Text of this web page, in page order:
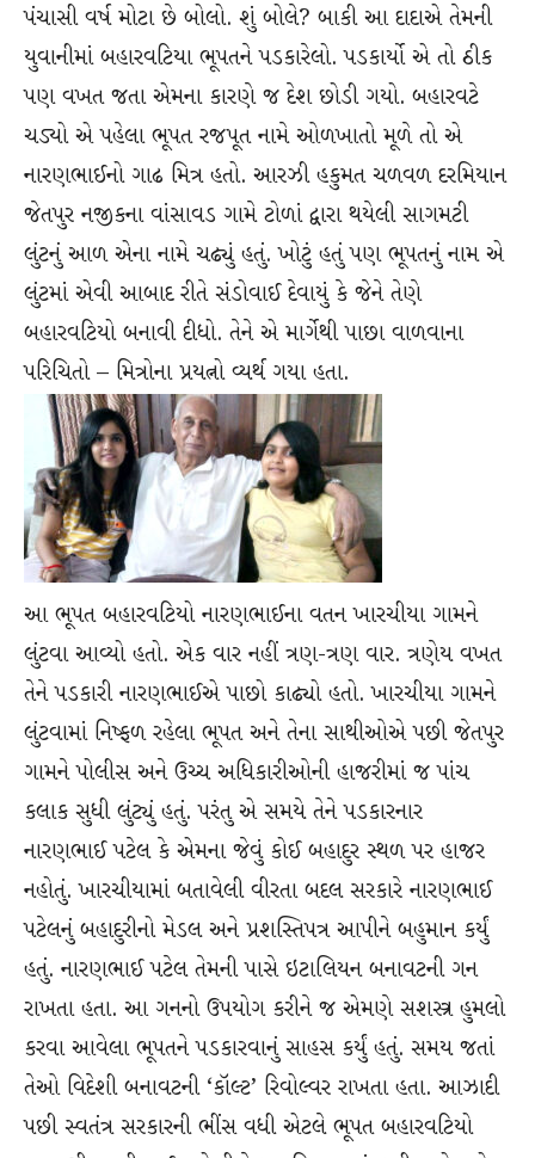
પંચાસી વર્ષ મોટા છે બોલો. શું બોલે? બાકી આ દાદાએ તેમની
યુવાનીમાં બહારવટિયા ભૂપતને પડકારેલો. પડકાર્યો એ તો ઠીક
પણ વખત જતા એમના કારણે જ દેશ છોડી ગયો. બહારવટે
ચડ્યો એ પહેલા ભૂપત રજપૂત નામે ઓળખાતો મૂળે તો એ
નારણભાઈનો ગાઢ મિત્ર હતો. આરઝી હકુમત ચળવળ દરમિયાન
જેતપુર નજીકના વાંસાવડ ગામે ટોળાં દ્વારા થયેલી સાગમટી
લુંટનું આળ એના નામે ચઢ્યું હતું. ખોટું હતું પણ ભૂપતનું નામ એ
લુંટમાં એવી આબાદ રીતે સંડોવાઈ દેવાયું કે જેને તેણે
બહારવટિયો બનાવી દીધો. તેને એ માર્ગેથી પાછા વાળવાના
પરિચિતો – મિત્રોના પ્રયત્નો વ્યર્થ ગયા હતા.
આ ભૂપત બહારવટિયો નારણભાઈના વતન ખારચીયા ગામને
લુંટવા આવ્યો હતો. એક વાર નહીં ત્રણ-ત્રણ વાર. ત્રણેય વખત
તેને પડકારી નારણભાઈએ પાછો કાઢ્યો હતો. ખારચીયા ગામને
લુંટવામાં નિષ્ફળ રહેલા ભૂપત અને તેના સાથીઓએ પછી જેતપુર
ગામને પોલીસ અને ઉચ્ચ અધિકારીઓની હાજરીમાં જ પાંચ
કલાક સુધી લુંટ્યું હતું. પરંતુ એ સમયે તેને પડકારનાર
નારણભાઈ પટેલ કે એમના જેવું કોઈ બહાદુર સ્થળ પર હાજર
નહોતું. ખારચીયામાં બતાવેલી વીરતા બદલ સરકારે નારણભાઈ
પટેલનું બહાદુરીનો મેડલ અને પ્રશસ્તિપત્ર આપીને બહુમાન કર્યું
હતું. નારણભાઈ પટેલ તેમની પાસે ઇટાલિયન બનાવટની ગન
રાખતા હતા. આ ગનનો ઉપયોગ કરીને જ એમણે સશસ્ત્ર હુમલો
કરવા આવેલા ભૂપતને પડકારવાનું સાહસ કર્યું હતું. સમય જતાં
તેઓ વિદેશી બનાવટની ‘કૉલ્ટ’ રિવોલ્વર રાખતા હતા. આઝાદી
પછી સ્વતંત્ર સરકારની ભીંસ વધી એટલે ભૂપત બહારવટિયો